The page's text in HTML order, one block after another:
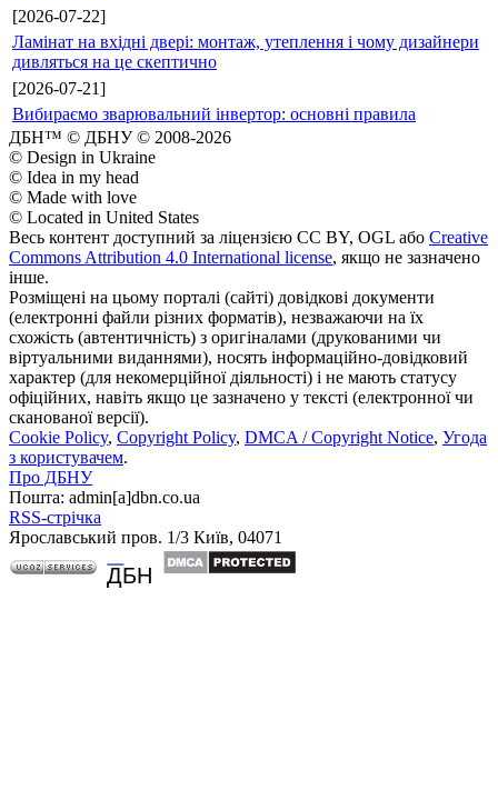
[2026-07-22]
Ламінат на вхідні двері: монтаж, утеплення і чому дизайнери
дивляться на це скептично
[2026-07-21]
Вибираємо зварювальний інвертор: основні правила
ДБН™ © ДБНУ © 2008-2026
© Design in Ukraine
© Idea in my head
© Made with love
© Located in United States
Весь контент доступний за ліцензією CC BY, OGL або Creative
Commons Attribution 4.0 International license, якщо не зазначено
інше.
Розміщені на цьому порталі (сайті) довідкові документи
(електронні файли різних форматів), незважаючи на їх
схожість (автентичність) з оригіналами (друкованими чи
віртуальними виданнями), носять інформаційно-довідковий
характер (для некомерційної діяльності) і не мають статусу
офіційних, навіть якщо це зазначено у тексті (електронної чи
сканованої версії).
Cookie Policy, Copyright Policy, DMCA / Copyright Notice, Угода
з користувачем.
Про ДБНУ
Пошта: admin[а]dbn.co.ua
RSS-стрічка
Ярославський пров. 1/3 Київ, 04071